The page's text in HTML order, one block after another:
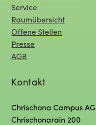
Service
Raumübersicht
Offene Stellen
Presse
AGB
Kontakt
Chrischona Campus AG
Chrischonarain 200